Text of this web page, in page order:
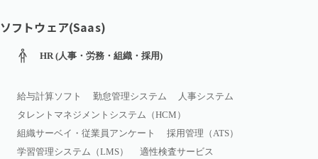
ソフトウェア(Saas)
HR (人事・労務・組織・採用)
給与計算ソフト 勤怠管理システム
人事システム
タレントマネジメントシステム（HCM）
組織サーベイ・従業員アンケート
採用管理（ATS）
学習管理システム（LMS）
適性検査サービス